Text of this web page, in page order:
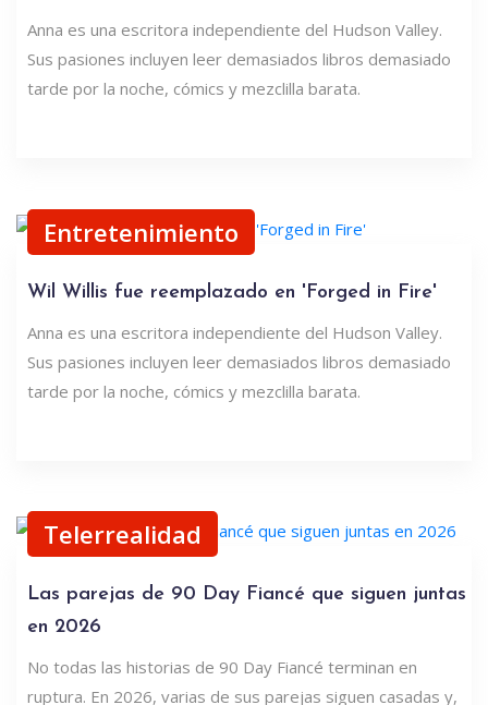
Anna es una escritora independiente del Hudson Valley.
Sus pasiones incluyen leer demasiados libros demasiado
tarde por la noche, cómics y mezclilla barata.
Entretenimiento
Wil Willis fue reemplazado en 'Forged in Fire'
Anna es una escritora independiente del Hudson Valley.
Sus pasiones incluyen leer demasiados libros demasiado
tarde por la noche, cómics y mezclilla barata.
Telerrealidad
Las parejas de 90 Day Fiancé que siguen juntas
en 2026
No todas las historias de 90 Day Fiancé terminan en
ruptura. En 2026, varias de sus parejas siguen casadas y,